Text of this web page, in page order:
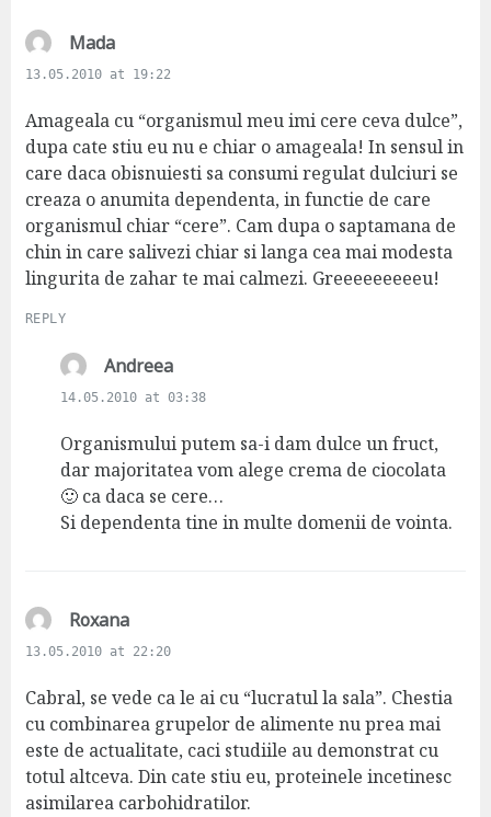
Madas
a
s
:
13.05.2010 at 19:22
Amageala cu “organismul meu imi cere ceva dulce”,
dupa cate stiu eu nu e chiar o amageala! In sensul in
care daca obisnuiesti sa consumi regulat dulciuri se
creaza o anumita dependenta, in functie de care
organismul chiar “cere”. Cam dupa o saptamana de
chin in care salivezi chiar si langa cea mai modesta
lingurita de zahar te mai calmezi. Greeeeeeeeeu!
REPLY
Andreeas
a
s
:
14.05.2010 at 03:38
Organismului putem sa-i dam dulce un fruct,
dar majoritatea vom alege crema de ciocolata
🙂 ca daca se cere…
Si dependenta tine in multe domenii de vointa.
Roxanas
a
s
:
13.05.2010 at 22:20
Cabral, se vede ca le ai cu “lucratul la sala”. Chestia
cu combinarea grupelor de alimente nu prea mai
este de actualitate, caci studiile au demonstrat cu
totul altceva. Din cate stiu eu, proteinele incetinesc
asimilarea carbohidratilor.